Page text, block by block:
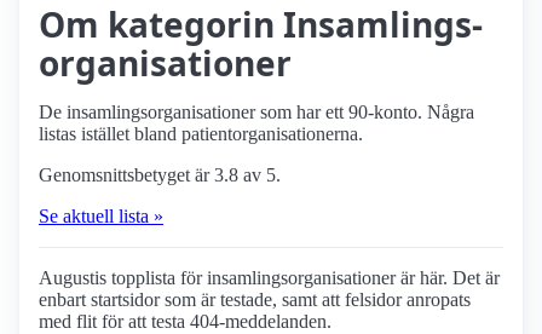
Om kategorin Insamlings­
organisationer
De insamlings­organisationer som har ett 90-konto. Några
listas istället bland patient­organisationerna.
Genomsnittsbetyget är 3.8 av 5.
Se aktuell lista »
Augustis topplista för insamlings­organisationer är här. Det är
enbart startsidor som är testade, samt att felsidor anropats
med flit för att testa 404-meddelanden.